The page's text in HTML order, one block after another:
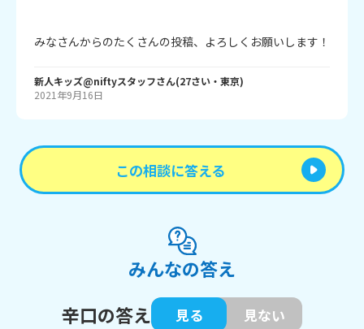
みなさんからのたくさんの投稿、よろしくお願いします！
新人キッズ@niftyスタッフさん(27さい・ 東京)
2021年9月16日
この相談に答える
みんなの答え
辛口の答え
見る 見ない